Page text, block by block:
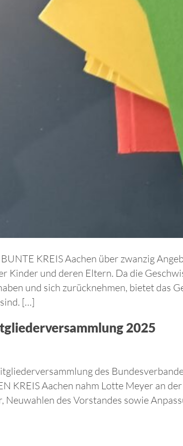
KREIS Aachen über zwanzig
Kinder und deren Eltern. Da die
und sich zurücknehmen, bietet das
[…]
2025
des
KREIS Aachen nahm Lotte Meyer an
Neuwahlen des Vorstandes sowie